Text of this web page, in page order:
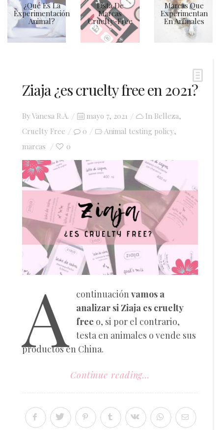
¿Qué Es La
Experimentación
Animal?
Lista De
Marcas
Cruelty-Free
Marcas Que
Experimentan
En Animales
Ziaja ¿es cruelty free en 2021?
ByVanesa R.A.
Posted
on
mayo 7, 2021 In Belleza,
Cruelty Free
0 Animal testing policy,
marcas 0
A continuaciónvamos a
analizar si Ziaja es cruelty
free o, si por el contrario,
testa en animales o vende sus
productos en China.
Continue reading...